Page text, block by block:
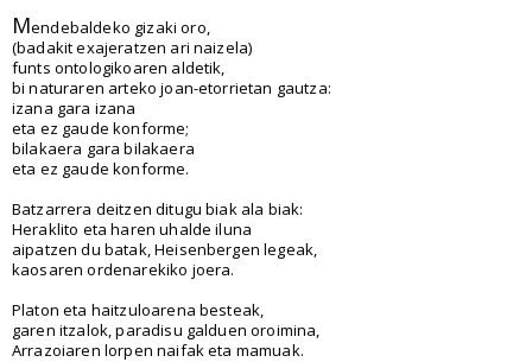
Mendebaldeko gizaki oro,
(badakit exajeratzen ari naizela)
funts ontologikoaren aldetik,
bi naturaren arteko joan-etorrietan gautza:
izana gara izana
eta ez gaude konforme;
bilakaera gara bilakaera
eta ez gaude konforme.
Batzarrera deitzen ditugu biak ala biak:
Heraklito eta haren uhalde iluna
aipatzen du batak, Heisenbergen legeak,
kaosaren ordenarekiko joera.
Platon eta haitzuloarena besteak,
garen itzalok, paradisu galduen oroimina,
Arrazoiaren lorpen naifak eta mamuak.